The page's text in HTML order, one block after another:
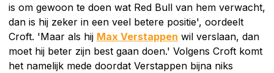
is om gewoon te doen wat Red Bull van hem verwacht,
dan is hij zeker in een veel betere positie', oordeelt
Croft. 'Maar als hij Max Verstappen wil verslaan, dan
moet hij beter zijn best gaan doen.' Volgens Croft komt
het namelijk mede doordat Verstappen bijna niks